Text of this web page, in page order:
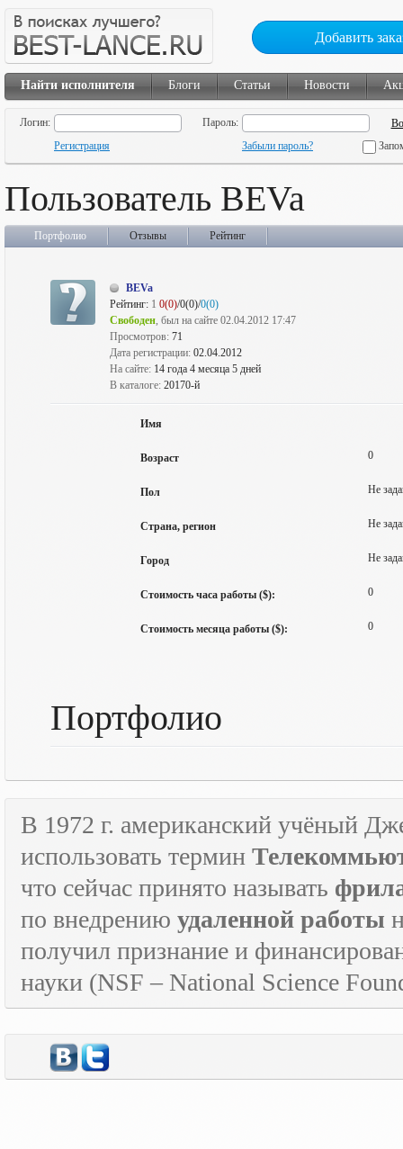
Добавить
Найти исполнителя Блоги Статьи Новости
Логин:
Пароль:
Регистрация
Забыли пароль?
Пользователь BEVa
Портфолио Отзывы Рейтинг
BEVa
Рейтинг: 1 0(0)/0(0)/0(0)
Свободен, был на сайте 02.04.2012 17:47
Просмотров: 71
Дата регистрации: 02.04.2012
На сайте: 14 года 4 месяца 5 дней
В каталоге: 20170-й
Имя
Возраст 0
Пол Не
Страна, регион Не
Город Не
Стоимость часа работы ($): 0
Стоимость месяца работы ($): 0
Портфолио
В 1972 г. американский учёный
использовать термин
что сейчас принято называть
по внедрению удаленной работы
получил признание и
науки (NSF – National Science